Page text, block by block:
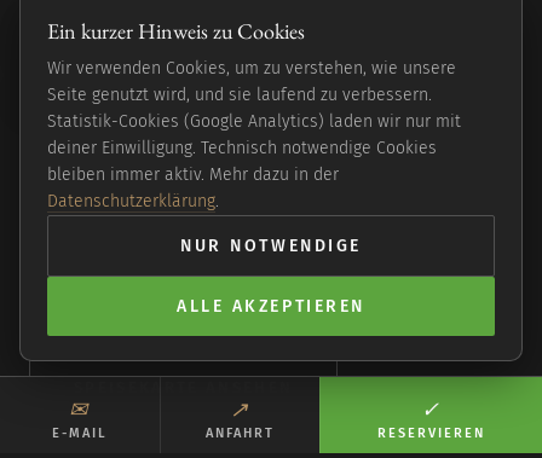
Eine kleine Reise
einmal um die Welt.
Moderne vegane Küche in Hamburg-Langenhorn —
global inspiriert, frisch und bodenständig. Abends,
in einem Haus, das man finden muss.
TISCH SICHERN
✉︎
E-MAIL
↗︎
ANFAHRT
✓︎
RESERVIEREN
Ein kurzer Hinweis zu Cookies
Wir verwenden Cookies, um zu verstehen, wie unsere
Seite genutzt wird, und sie laufend zu verbessern.
Statistik-Cookies (Google Analytics) laden wir nur mit
deiner Einwilligung. Technisch notwendige Cookies
bleiben immer aktiv. Mehr dazu in der
Datenschutzerklärung.
NUR NOTWENDIGE
ALLE AKZEPTIEREN